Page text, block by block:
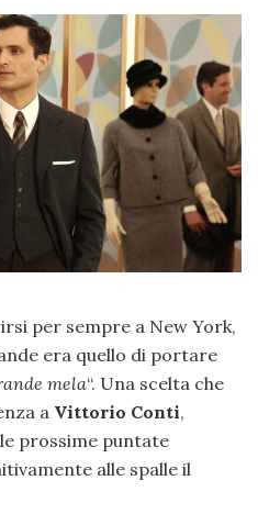
per sempre a New York,
era quello di portare
mela“. Una scelta che
a Vittorio Conti,
prossime puntate
alle spalle il